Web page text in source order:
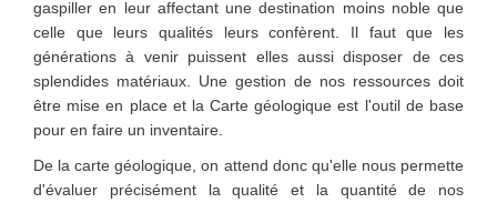
gaspiller en leur affectant une destination moins noble que
celle que leurs qualités leurs confèrent. Il faut que les
générations à venir puissent elles aussi disposer de ces
splendides matériaux. Une gestion de nos ressources doit
être mise en place et la Carte géologique est l'outil de base
pour en faire un inventaire.
De la carte géologique, on attend donc qu'elle nous permette
d'évaluer précisément la qualité et la quantité de nos